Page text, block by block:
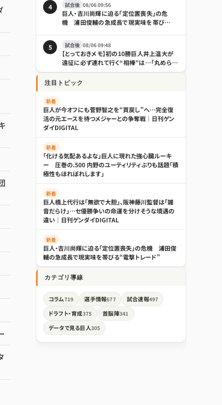
4
試合後 08/06 09:56
巨人・吉川尚輝に迫る「定位置喪失」の危
機 浦田俊輔の急成長で現実味を帯び
5
試合後 08/06 09:48
【とっておきメモ】初の10勝巨人井上温大が
遠征に必ず連れて行く“相棒”は…「丸められ
る」 - プロ野球 : 日刊スポーツ
注目トピック
新着
巨人が今オフにも菅野智之を“買戻し”へ…完全復
活の元エースを待つメジャーとの争奪戦｜日刊ゲン
ダイDIGITAL
新着
「化ける気配あるよな」巨人に現れた強心臓ルーキ
ー 圧巻の.500 内野のユーティリティぶりも話題「積
極性もほれぼれします」
新着
巨人橋上代行は「無欲で大胆」、阪神藤川監督は「雑
音だらけ」…セ優勝争いの命運を分けそうな境遇の
違い｜日刊ゲンダイDIGITAL
新着
巨人・吉川尚輝に迫る「定位置喪失」の危機 浦田俊
輔の急成長で現実味を帯びる“電撃トレード”
カテゴリ導線
コラム719 選手情報677 試合速報497
ドラフト・育成375 首脳陣341
データで見る巨人305